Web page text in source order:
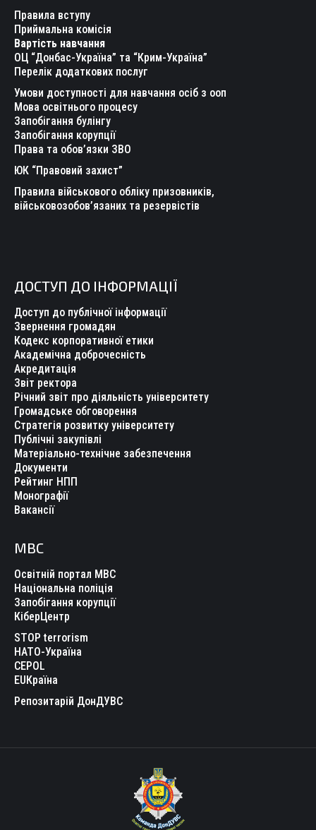
in
new
window
in
new
window
in
new
window
in
new
window
new
Правила вступу
Приймальна комісія
Вартість навчання
ОЦ “Донбас-Україна” та “Крим-Україна”
Перелік додаткових послуг
Умови доступності для навчання осіб з ооп
Мова освітнього процесу
Запобігання булінгу
Запобігання корупції
Права та обов’язки ЗВО
ЮК “Правовий захист”
Правила військового обліку призовників,
військовозобов’язаних та резервістів
ДОСТУП ДО ІНФОРМАЦІЇ
Доступ до публічної інформації
Звернення громадян
Кодекс корпоративної етики
Академічна доброчесність
Акредитація
Звіт ректора
Річний звіт про діяльність університету
Громадське обговорення
Стратегія розвитку університету
Публічні закупівлі
Матеріально-технічне забезпечення
Документи
Рейтинг НПП
Монографії
Вакансії
МВС
Освітній портал МВС
Національна поліція
Запобігання корупції
КіберЦентр
STOP terrorism
НАТО-Україна
CEPOL
EUКраїна
Репозитарій ДонДУВС